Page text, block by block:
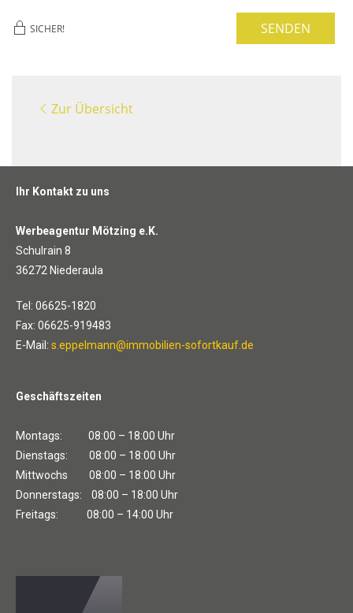
SICHER! SENDEN
Zur Übersicht
Ihr Kontakt zu uns
Werbeagentur Mötzing e.K.
Schulrain 8
36272 Niederaula
Tel: 06625-1820
Fax: 06625-919483
E-Mail: s.eppelmann@immobilien-sofortkauf.de
Geschäftszeiten
Montags: 08:00 – 18:00 Uhr
Dienstags: 08:00 – 18:00 Uhr
Mittwochs 08:00 – 18:00 Uhr
Donnerstags: 08:00 – 18:00 Uhr
Freitags: 08:00 – 14:00 Uhr